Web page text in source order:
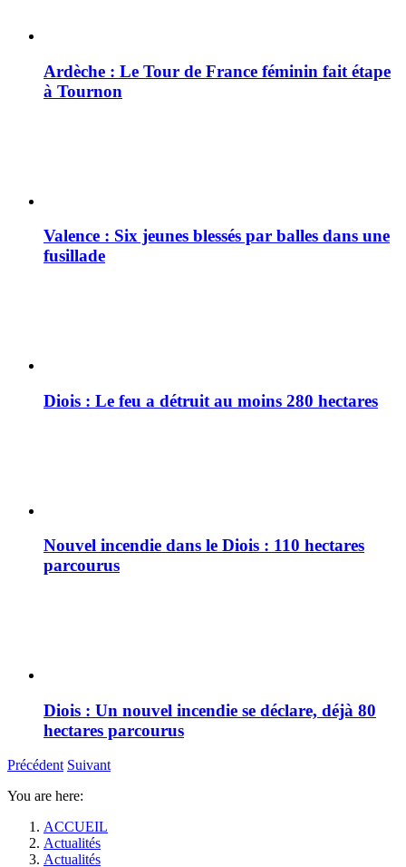
Ardèche : Le Tour de France féminin fait étape
à Tournon
Valence : Six jeunes blessés par balles dans une
fusillade
Diois : Le feu a détruit au moins 280 hectares
Nouvel incendie dans le Diois : 110 hectares
parcourus
Diois : Un nouvel incendie se déclare, déjà 80
hectares parcourus
Précédent Suivant
You are here:
ACCUEIL
Actualités
Actualités